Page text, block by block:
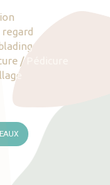
regard
/ Pédicure